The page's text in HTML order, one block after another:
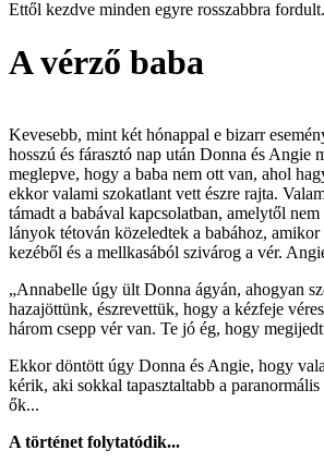
Ettől kezdve minden egyre rosszabbra
A vérző baba
Kevesebb, mint két hónappal e bizarr
hosszú és fárasztó nap után Donna és Angie
meglepve, hogy a baba nem ott van, ahol
ekkor valami szokatlant vett észre rajta.
támadt a babával kapcsolatban, amelytől
lányok tétován közeledtek a babához, amikor
kezéből és a mellkasából szivárog a vér.
„Annabelle úgy ült Donna ágyán, ahogyan
hazajöttünk, észrevettük, hogy a kézfeje
három csepp vér van. Te jó ég, hogy
Ekkor döntött úgy Donna és Angie, hogy
kérik, aki sokkal tapasztaltabb a
ők...
A történet folytatódik...